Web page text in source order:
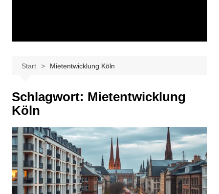
Start Mietentwicklung Köln
Schlagwort: Mietentwicklung
Köln